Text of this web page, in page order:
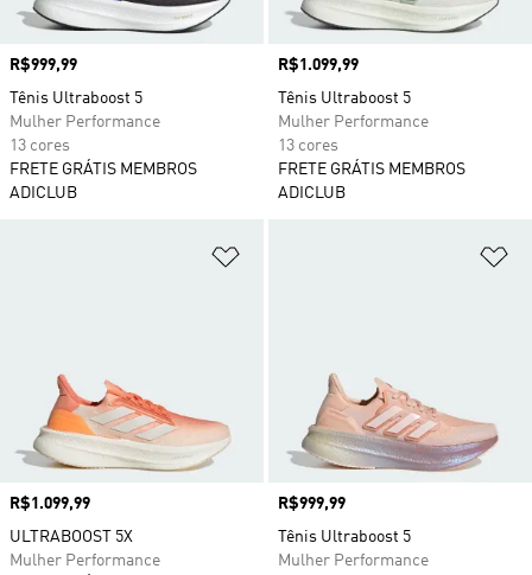
Preço
R$999,99
Tênis Ultraboost 5
Mulher Performance
13 cores
FRETE GRÁTIS MEMBROS
ADICLUB
Preço
R$1.099,99
Tênis Ultraboost 5
Mulher Performance
13 cores
FRETE GRÁTIS MEMBROS
ADICLUB
Preço
R$1.099,99
ULTRABOOST 5X
Mulher Performance
Preço
R$999,99
Tênis Ultraboost 5
Mulher Performance